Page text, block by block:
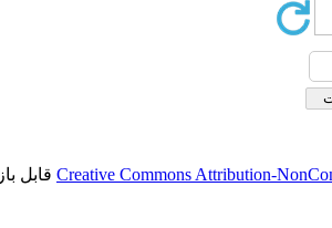
Creative Commons Attribution- قابل